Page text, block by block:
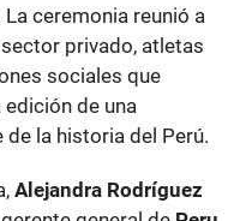
La ceremonia reunió a
privado, atletas
sociales que
edición de una
la historia del Perú.
Alejandra Rodríguez